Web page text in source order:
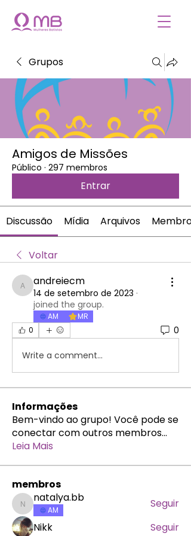
Grupos
Amigos de Missões
Público · 297 membros
Entrar
Discussão Mídia Arquivos Membros
Voltar
andreiecm
andreiecm
14 de setembro de 2023 ·
joined the group.
AM
MR
0
0
Write a comment...
Informações
Bem-vindo ao grupo! Você pode se
conectar com outros membros...
Leia Mais
membros
natalya.bb
natalya.bb
AM
Seguir
Nikk
Seguir